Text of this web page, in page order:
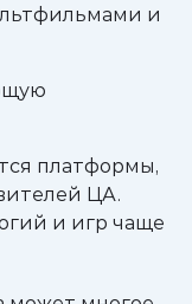
и
платформы,
ЦА.
и игр чаще